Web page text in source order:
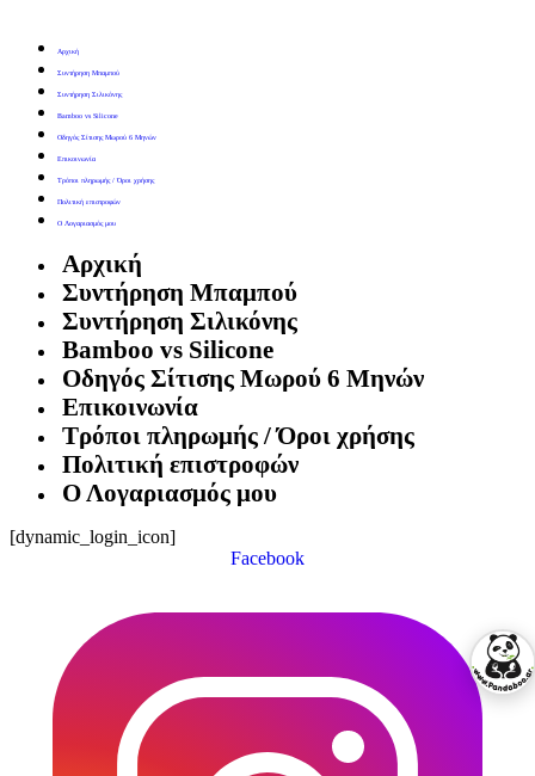
Αρχική
Συντήρηση Μπαμπού
Συντήρηση Σιλικόνης
Bamboo vs Silicone
Οδηγός Σίτισης Μωρού 6 Μηνών
Επικοινωνία
Τρόποι πληρωμής / Όροι χρήσης
Πολιτική επιστροφών
Ο Λογαριασμός μου
Αρχική
Συντήρηση Μπαμπού
Συντήρηση Σιλικόνης
Bamboo vs Silicone
Οδηγός Σίτισης Μωρού 6 Μηνών
Επικοινωνία
Τρόποι πληρωμής / Όροι χρήσης
Πολιτική επιστροφών
Ο Λογαριασμός μου
[dynamic_login_icon]
Facebook